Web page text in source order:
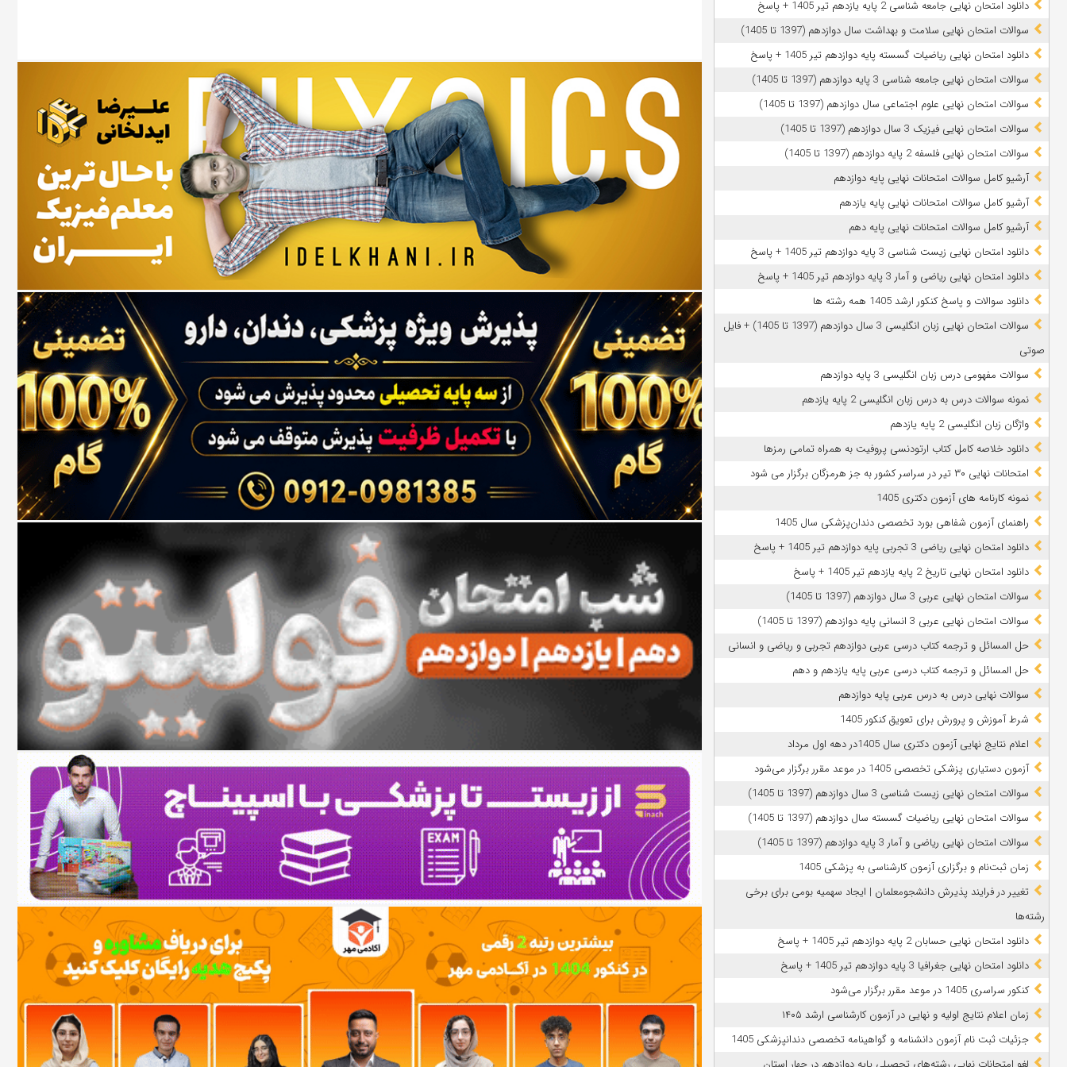
دانلود امتحان نهایی جامعه شناسی 2 پایه یازدهم تیر 1405 + پاسخ
سوالات امتحان نهایی سلامت و بهداشت سال دوازدهم (1397 تا 1405)
دانلود امتحان نهایی ریاضیات گسسته پایه دوازدهم تیر 1405 + پاسخ
سوالات امتحان نهایی جامعه شناسی 3 پایه دوازدهم (1397 تا 1405)
سوالات امتحان نهایی علوم اجتماعی سال دوازدهم (1397 تا 1405)
سوالات امتحان نهایی فیزیک 3 سال دوازدهم (1397 تا 1405)
سوالات امتحان نهایی فلسفه 2 پایه دوازدهم (1397 تا 1405)
آرشیو کامل سوالات امتحانات نهایی پایه دوازدهم
آرشیو کامل سوالات امتحانات نهایی پایه یازدهم
آرشیو کامل سوالات امتحانات نهایی پایه دهم
دانلود امتحان نهایی زیست شناسی 3 پایه دوازدهم تیر 1405 + پاسخ
دانلود امتحان نهایی ریاضی و آمار 3 پایه دوازدهم تیر 1405 + پاسخ
دانلود سوالات و پاسخ کنکور ارشد 1405 همه رشته ها
سوالات امتحان نهایی زبان انگلیسی 3 سال دوازدهم (1397 تا 1405) + فایل
صوتی
سوالات مفهومی درس زبان انگلیسی 3 پایه دوازدهم
نمونه سوالات درس به درس زبان انگلیسی 2 پایه یازدهم
واژگان زبان انگلیسی 2 پایه یازدهم
دانلود خلاصه کامل کتاب ارتودنسی پروفیت به همراه تمامی رمزها
امتحانات نهایی ۳۰ تیر در سراسر کشور به جز هرمزگان برگزار می شود
نمونه کارنامه های آزمون دکتری 1405
راهنمای آزمون شفاهی بورد تخصصی دندان‌پزشکی سال 1405
دانلود امتحان نهایی ریاضی 3 تجربی پایه دوازدهم تیر 1405 + پاسخ
دانلود امتحان نهایی تاریخ 2 پایه یازدهم تیر 1405 + پاسخ
سوالات امتحان نهایی عربی 3 سال دوازدهم (1397 تا 1405)
سوالات امتحان نهایی عربی 3 انسانی پایه دوازدهم (1397 تا 1405)
حل المسائل و ترجمه کتاب درسی عربی دوازدهم تجربی و ریاضی و انسانی
حل المسائل و ترجمه کتاب درسی عربی پایه یازدهم و دهم
سوالات نهایی درس به درس عربی پایه دوازدهم
شرط آموزش و پرورش برای تعویق کنکور 1405
اعلام نتایج نهایی آزمون دکتری سال 1405در دهه اول مرداد
آزمون دستیاری پزشکی تخصصی 1405 در موعد مقرر برگزار می‌شود
سوالات امتحان نهایی زیست شناسی 3 سال دوازدهم (1397 تا 1405)
سوالات امتحان نهایی ریاضیات گسسته سال دوازدهم (1397 تا 1405)
سوالات امتحان نهایی ریاضی و آمار 3 پایه دوازدهم (1397 تا 1405)
زمان ثبت‌نام و برگزاری آزمون کارشناسی به پزشکی 1405
تغییر در فرایند پذیرش دانشجومعلمان | ایجاد سهمیه بومی برای برخی
رشته‌ها
دانلود امتحان نهایی حسابان 2 پایه دوازدهم تیر 1405 + پاسخ
دانلود امتحان نهایی جغرافیا 3 پایه دوازدهم تیر 1405 + پاسخ
کنکور سراسری 1405 در موعد مقرر برگزار می‌شود
زمان اعلام نتایج اولیه و نهایی در آزمون کارشناسی ارشد ۱۴۰۵
جزئیات ثبت نام آزمون دانشنامه و گواهینامه تخصصی دندانپزشکی 1405